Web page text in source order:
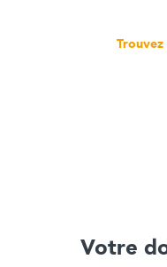
Votre